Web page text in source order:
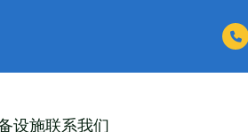
设施联系我们